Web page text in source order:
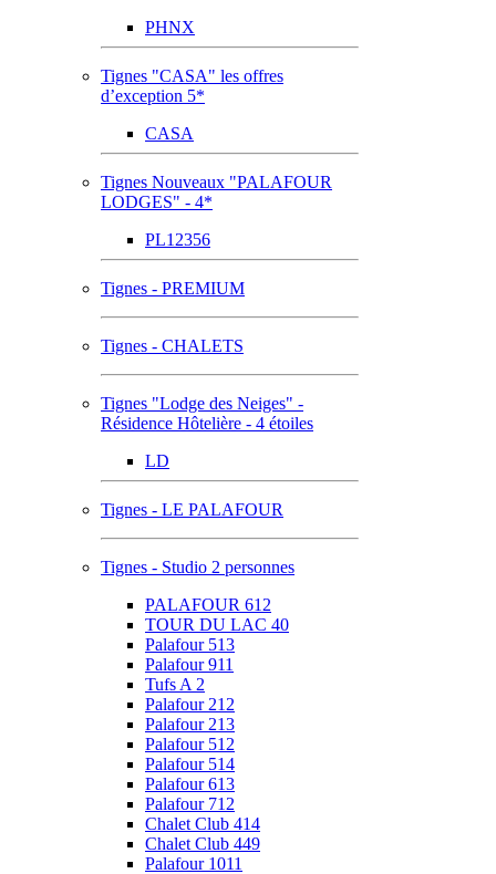
PHNX
Tignes "CASA" les offres
d’exception 5*
CASA
Tignes Nouveaux "PALAFOUR
LODGES" - 4*
PL12356
Tignes - PREMIUM
Tignes - CHALETS
Tignes "Lodge des Neiges" -
Résidence Hôtelière - 4 étoiles
LD
Tignes - LE PALAFOUR
Tignes - Studio 2 personnes
PALAFOUR 612
TOUR DU LAC 40
Palafour 513
Palafour 911
Tufs A 2
Palafour 212
Palafour 213
Palafour 512
Palafour 514
Palafour 613
Palafour 712
Chalet Club 414
Chalet Club 449
Palafour 1011